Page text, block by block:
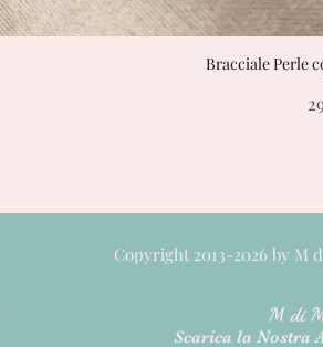
Bracciale Perle
Copyright 2013-2026 by M
Scarica la Nostra
M di